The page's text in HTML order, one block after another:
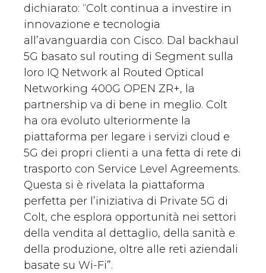
dichiarato: “Colt continua a investire in
innovazione e tecnologia
all’avanguardia con Cisco. Dal backhaul
5G basato sul routing di Segment sulla
loro IQ Network al Routed Optical
Networking 400G OPEN ZR+, la
partnership va di bene in meglio. Colt
ha ora evoluto ulteriormente la
piattaforma per legare i servizi cloud e
5G dei propri clienti a una fetta di rete di
trasporto con Service Level Agreements.
Questa si è rivelata la piattaforma
perfetta per l’iniziativa di Private 5G di
Colt, che esplora opportunità nei settori
della vendita al dettaglio, della sanità e
della produzione, oltre alle reti aziendali
basate su Wi-Fi”.